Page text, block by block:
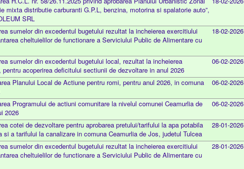
mixta distributie carburanti G.P.L, benzina, motorina si spalatorie auto”,
SRL
sumelor din excedentul bugetului rezultat la incheierea exercitiului
cheltuielilor de functionare a Serviciului Public de Alimentare cu
18-02-2026
sumelor din excedentul bugetului local, rezultat la incheierea
acoperirea deficitului sectiunii de dezvoltare in anul 2026
06-02-2026
Planului Local de Actiune pentru romi, pentru anul 2026, in comuna
06-02-2026
Programului de actiuni comunitare la nivelul comunei Ceamurlia de
2026
06-02-2026
cotei de dezvoltare pentru aprobarea pretului/tarifului la apa potabila
si a tarifului la canalizare in comuna Ceamurlia de Jos, judetul Tulcea
28-01-2026
sumelor din excedentul bugetului rezultat la incheierea exercitiului
cheltuielilor de functionare a Serviciului Public de Alimentare cu
28-01-2026